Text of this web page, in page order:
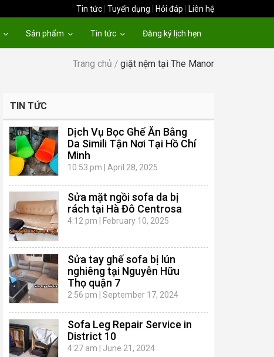
Tin tức Tuyển dụng Hỏi đáp Liên hệ
Sản phẩm Tin tức Đăng ký lịch hẹn
Trang chủ / giặt nệm tại The Manor
TIN TỨC
Dịch Vụ Bọc Ghế Ăn Bằng
Da Simili Tận Nơi Tại Hồ Chí
Minh
10:53 pm April 28, 2025
Sửa mặt ngồi sofa da bị
rách tại Hà Đô Centrosa
4:12 pm February 10, 2025
Sửa tay ghế sofa bị lún
nghiêng tại Nguyễn Hữu
Thọ quận 7
2:56 pm September 17, 2024
Sofa Leg Repair Service in
District 10
4:27 am June 21, 2024